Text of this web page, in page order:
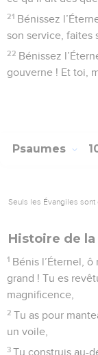
À ta menace,
Elles se sont
8 Laissant
creusaient,
assigné.
Elles ne viendront
torrents
frondaisons.
Ses bienfaits
14 Il fait germer et
Pour servir les
terre.
15 Le vin réjouit le
visage, le rendant
cœur de l’homme.